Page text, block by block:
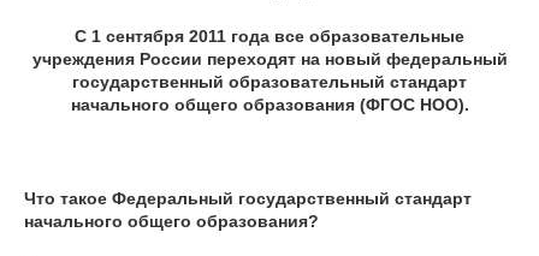
С 1 сентября 2011 года все образовательные
учреждения России переходят на новый федеральный
государственный образовательный стандарт
начального общего образования (ФГОС НОО).
Что такое Федеральный государственный стандарт
начального общего образования?